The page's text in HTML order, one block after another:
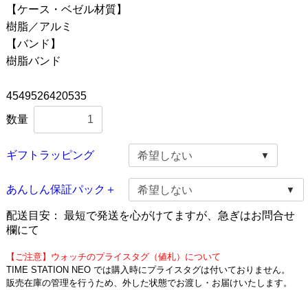
【ケース・ベゼル材質】
樹脂／アルミ
【バンド】
樹脂バンド
4549526420535
数量
ギフトラッピング
あんしん保証パック＋
配送目安： 最短で発送を心がけてますが、急ぎはお問合せ
欄にて
【ご注意】ウォッチのプライスタグ（値札）について
TIME STATION NEO では購入時にプライスタグは付いておりません。
販売在庫の管理を行うため、外した状態でお渡し・お届けいたします。